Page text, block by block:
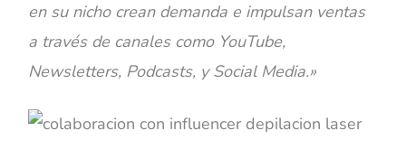
en su nicho crean demanda e impulsan ventas
a través de canales como YouTube,
Newsletters, Podcasts, y Social Media.»